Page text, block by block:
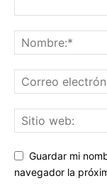
Guardar mi
navegador la